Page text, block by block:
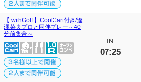
【 withGolf 】CoolCart付き/逢
澤菜央プロと同伴プレー～40
分前集合～
IN
07:25